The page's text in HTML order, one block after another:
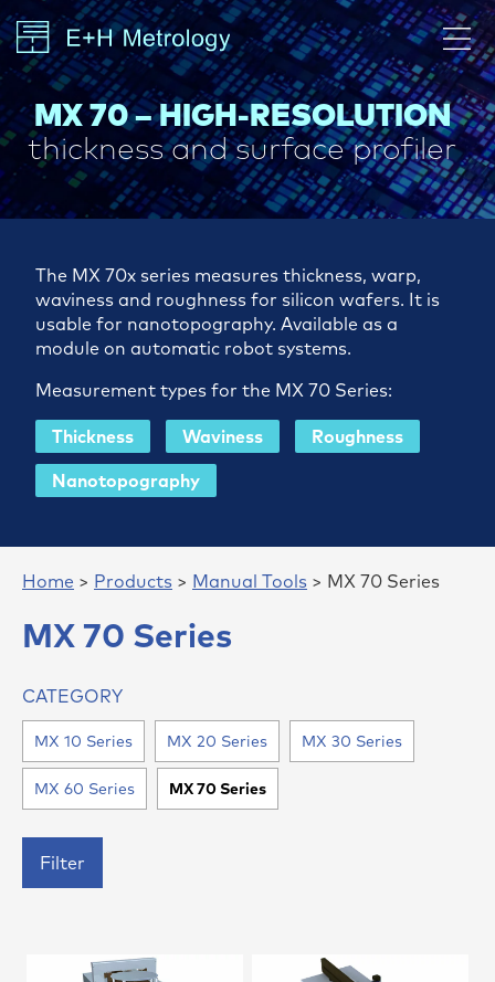
MX 70 – HIGH-RESOLUTION
thickness and surface profiler
The MX 70x series measures thickness, warp,
waviness and roughness for silicon wafers. It is
usable for nanotopography. Available as a
module on automatic robot systems.
Measurement types for the MX 70 Series:
Thickness Waviness
Roughness
Nanotopography
Home > Products > Manual Tools > MX 70 Series
MX 70 Series
CATEGORY
MX 10 Series MX 20 Series MX 30 Series
MX 60 Series MX 70 Series
Filter